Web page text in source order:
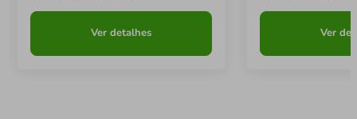
Ver detalhes Ver